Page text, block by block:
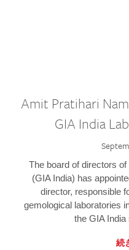
Amit Pratihari
GIA India
The board of directors
(GIA India) has
director, responsible
gemological laboratories
the GIA
続